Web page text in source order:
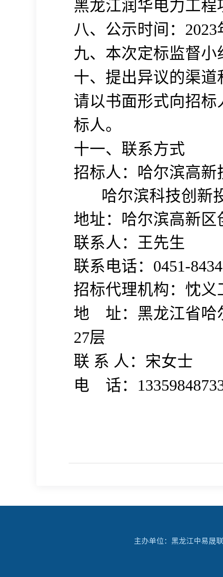
黑龙江润华电力工
八、公示时间：2023
九、本次定标监督
十、提出异议的渠
请以书面形式向招
标人。
十一、联系方式
招标人：哈尔滨高
哈尔滨科技创新
地址：哈尔滨高新区
联系人：王先生
联系电话：0451-
招标代理机构：忱
地 址：黑龙江省
27层
联 系 人：宋女士
电 话：
主办单位：黑龙江中易晟